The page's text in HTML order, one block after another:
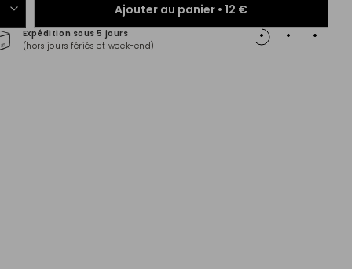
Ajouter au panier • 12 €
Expédition sous 5 jours
(hors jours fériés et week-end)